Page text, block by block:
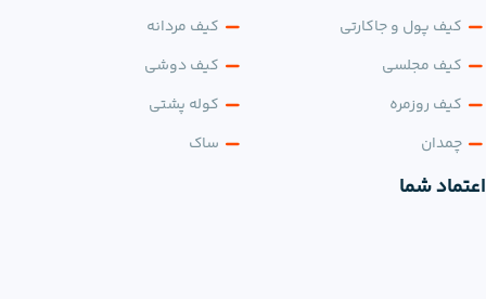
کیف پول و جاکارتی
کیف مجلسی
کیف روزمره
چمدان
کیف مردانه
کیف دوشی
کوله پشتی
ساک
اعتماد شما